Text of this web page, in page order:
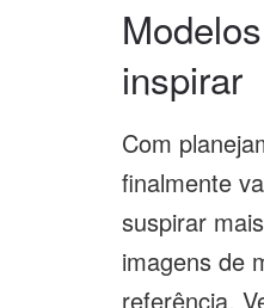
inspirar
Com
finalmente
suspirar
imagens de
referência.